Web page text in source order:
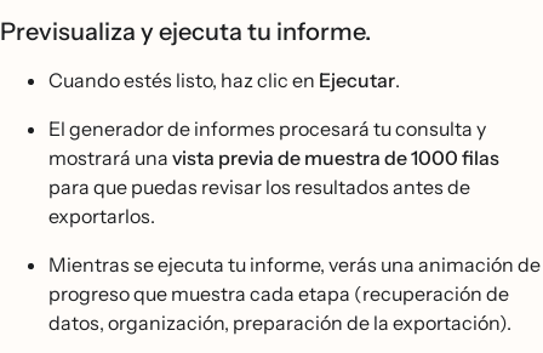
Previsualiza y ejecuta tu informe.
Cuando estés listo, haz clic en Ejecutar.
El generador de informes procesará tu consulta y
mostrará una vista previa de muestra de 1000 filas
para que puedas revisar los resultados antes de
exportarlos.
Mientras se ejecuta tu informe, verás una animación de
progreso que muestra cada etapa (recuperación de
datos, organización, preparación de la exportación).